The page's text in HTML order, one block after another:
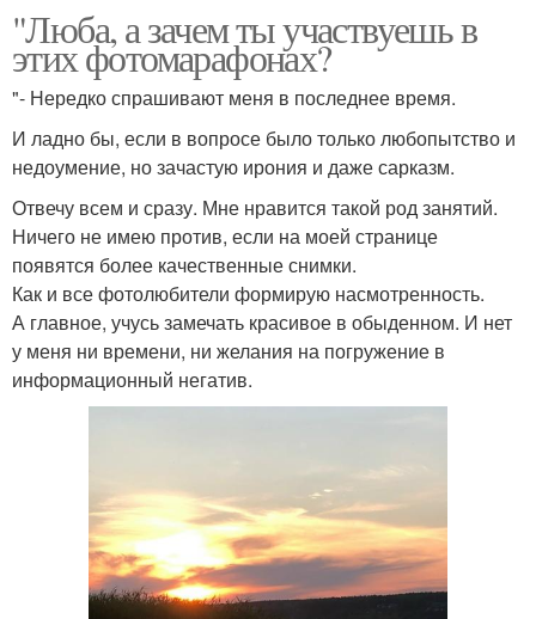
"Люба, а зачем ты участвуешь в
этих фотомарафонах?
"- Нередко спрашивают меня в последнее время.
И ладно бы, если в вопросе было только любопытство и
недоумение, но зачастую ирония и даже сарказм.
Отвечу всем и сразу. Мне нравится такой род занятий.
Ничего не имею против, если на моей странице
появятся более качественные снимки.
Как и все фотолюбители формирую насмотренность.
А главное, учусь замечать красивое в обыденном. И нет
у меня ни времени, ни желания на погружение в
информационный негатив.